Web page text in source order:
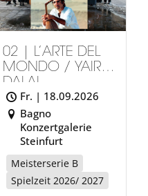
02 | L’ARTE DEL
MONDO / YAIR
DALAL
Fr. | 18.09.2026
Bagno
Konzertgalerie
Steinfurt
Meisterserie B
Spielzeit 2026/ 2027